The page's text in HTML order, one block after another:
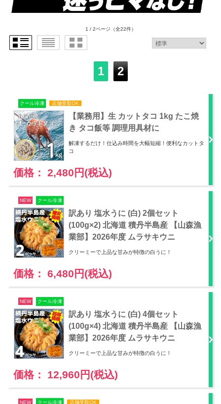
1 / 2ページ （全22件）
1 2
クール冷凍 店舗受取OK
【業務用】生 カットタコ 1kg たこ焼
き タコ飯等 調理用具材に
解凍するだけ！仕込み時間を大幅短縮！便利なカットタ
コ
価格： 2,480円(税込)
NEW クール冷凍
訳あり 塩水うに (白) 2個セット
(100g×2) 北海道 積丹半島産 【山森漁
業部】2026年度 ムラサキウニ
クリーミーで上品な甘みが特徴の白うに！
価格： 6,480円(税込)
NEW クール冷凍
訳あり 塩水うに (白) 4個セット
(100g×4) 北海道 積丹半島産 【山森漁
業部】2026年度 ムラサキウニ
クリーミーで上品な甘みが特徴の白うに！
価格： 12,960円(税込)
NEW クール冷凍 店舗受取OK